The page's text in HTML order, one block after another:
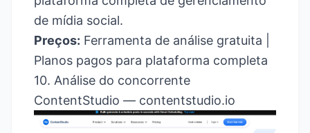
de mídia social.
Preços: Ferramenta de análise gratuita |
Planos pagos para plataforma completa
10. Análise do concorrente
ContentStudio — contentstudio.io